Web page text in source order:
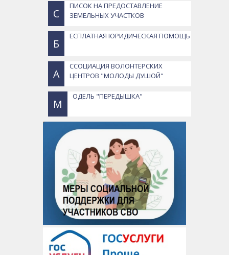
С
ПИСОК НА ПРЕДОСТАВЛЕНИЕ
ЗЕМЕЛЬНЫХ УЧАСТКОВ
Б
ЕСПЛАТНАЯ ЮРИДИЧЕСКАЯ ПОМОЩЬ
А
ССОЦИАЦИЯ ВОЛОНТЕРСКИХ
ЦЕНТРОВ "МОЛОДЫ ДУШОЙ"
М
ОДЕЛЬ "ПЕРЕДЫШКА"